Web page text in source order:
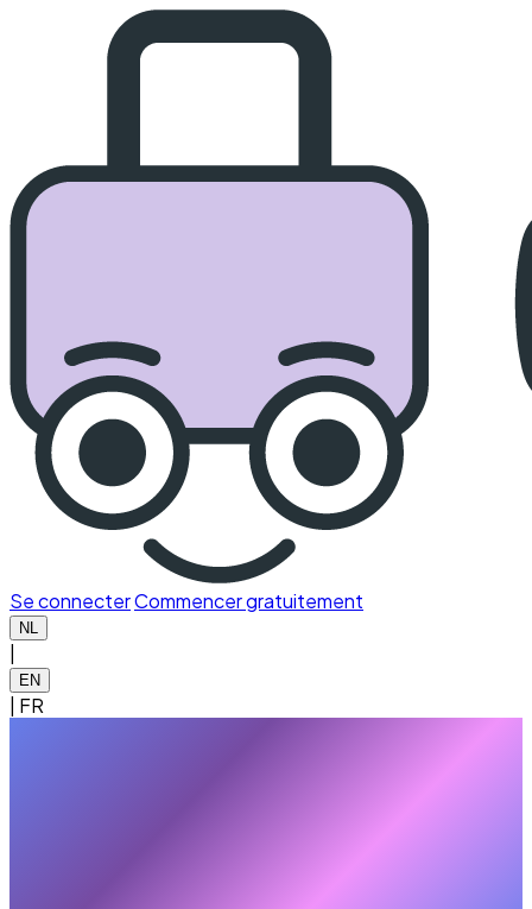
Se connecterCommencer gratuitement
NL
EN
FR